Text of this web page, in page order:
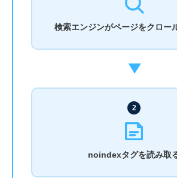
検索エンジンがページをクロー
▶
2
noindexタグを読み取